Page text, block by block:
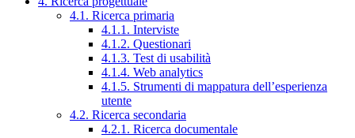
4.1. Ricerca primaria
4.1.1. Interviste
4.1.2. Questionari
4.1.3. Test di usabilità
4.1.4. Web analytics
4.1.5. Strumenti di mappatura dell’esperienza
utente
4.2. Ricerca secondaria
4.2.1. Ricerca documentale